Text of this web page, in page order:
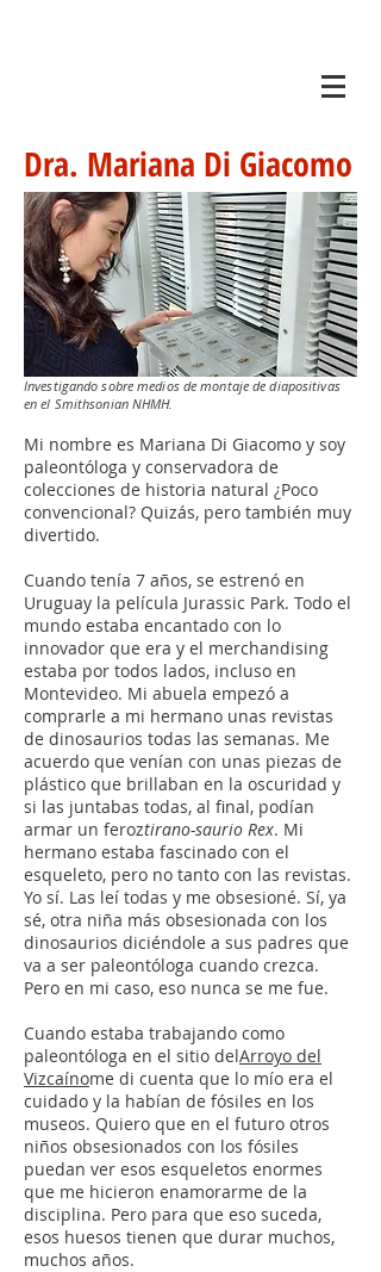
Dra. Mariana Di Giacomo
Investigando sobre medios de montaje de diapositivas
en el Smithsonian NHMH.
Mi nombre es Mariana Di Giacomo y soy
paleontóloga y conservadora de
colecciones de historia natural ¿Poco
convencional? Quizás, pero también muy
divertido.
Cuando tenía 7 años, se estrenó en
Uruguay la película Jurassic Park. Todo el
mundo estaba encantado con lo
innovador que era y el merchandising
estaba por todos lados, incluso en
Montevideo. Mi abuela empezó a
comprarle a mi hermano unas revistas
de dinosaurios todas las semanas. Me
acuerdo que venían con unas piezas de
plástico que brillaban en la oscuridad y
si las juntabas todas, al final, podían
armar un feroztirano-saurio Rex. Mi
hermano estaba fascinado con el
esqueleto, pero no tanto con las revistas.
Yo sí. Las leí todas y me obsesioné. Sí, ya
sé, otra niña más obsesionada con los
dinosaurios diciéndole a sus padres que
va a ser paleontóloga cuando crezca.
Pero en mi caso, eso nunca se me fue.
Cuando estaba trabajando como
paleontóloga en el sitio delArroyo del
Vizcaínome di cuenta que lo mío era el
cuidado y la habían de fósiles en los
museos. Quiero que en el futuro otros
niños obsesionados con los fósiles
puedan ver esos esqueletos enormes
que me hicieron enamorarme de la
disciplina. Pero para que eso suceda,
esos huesos tienen que durar muchos,
muchos años.